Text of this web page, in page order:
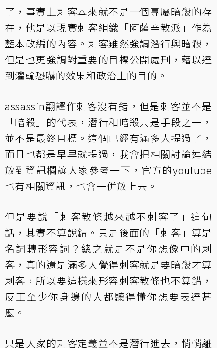
了，事實上刺客本來就不是一個專屬暗殺的存
在，他是以現實刺客組織「阿薩辛教派」作為
藍本改編的內容。刺客雖然強調潛行與暗殺，
但是也更強調對重要的目標公開處刑，藉以達
到灌輸恐嚇的效果和政治上的目的。
assassin翻譯作刺客沒有錯，但是刺客並不是
「暗殺」的代表，潛行和暗殺只是手段之一，
並不是最終目標。這個已經有滿多人提過了，
而且也都是早早就提過，我會把相關討論連結
放到資訊欄讓大家參考一下，官方的youtube
也有相關資訊，也會一併放上去。
但是要說「刺客教條越來越不刺客了」這句
話，其實不算說錯。只是後面的「刺客」算是
名詞轉形容詞？總之就是不是你想像中的刺
客，真的還是滿多人覺得刺客就是要暗殺才算
刺客，所以要這樣來形容刺客教條也不算錯，
反正至少你身邊的人都聽得懂你想要表達甚
麼。
只是人家的刺客定義並不是潛行進去，悄悄離